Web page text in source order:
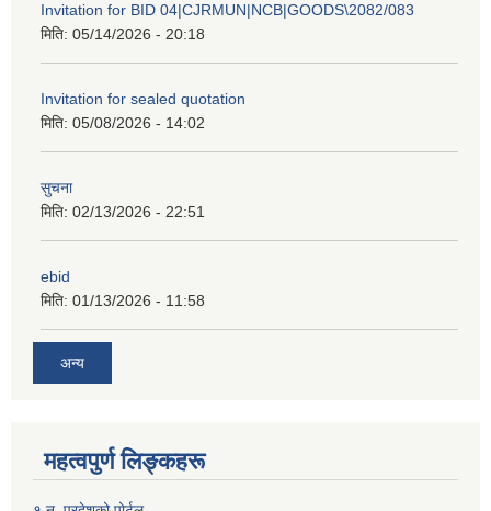
Invitation for BID 04|CJRMUN|NCB|GOODS\2082/083
मिति: 05/14/2026 - 20:18
Invitation for sealed quotation
मिति: 05/08/2026 - 14:02
सुचना
मिति: 02/13/2026 - 22:51
ebid
मिति: 01/13/2026 - 11:58
अन्य
महत्वपुर्ण लिङ्कहरू